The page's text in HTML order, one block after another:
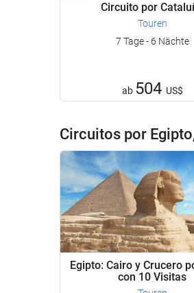
Circuito por
Touren
7 Tage - 6 Nächte
ab 504 US$
Circuitos por
Egipto: Cairo y Crucero
con 10 Visitas